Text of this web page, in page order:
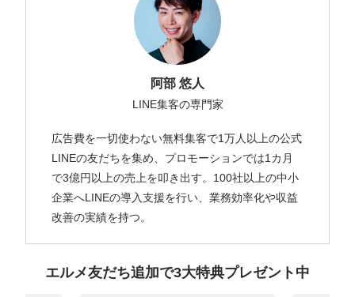
阿部 悠人
LINE集客の専門家
広告費を一切使わない無料集客で1万人以上の公式
LINEの友だちを集め、プロモーションでは1カ月
で3億円以上の売上を叩き出す。100社以上の中小
企業へLINEの導入支援を行い、業務効率化や収益
改善の実績を持つ。
エルメ友だち追加で3大特典プレゼント中